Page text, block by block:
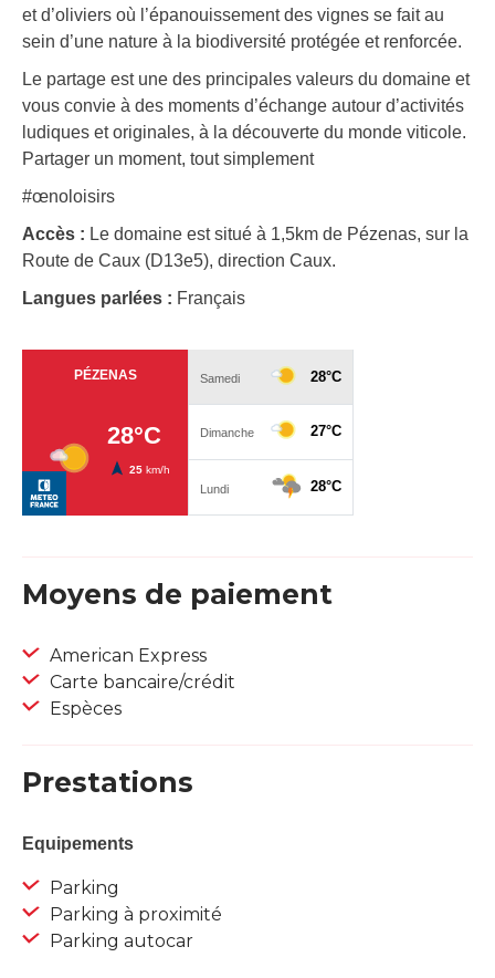
et d’oliviers où l’épanouissement des vignes se fait au
sein d’une nature à la biodiversité protégée et renforcée.
Le partage est une des principales valeurs du domaine et
vous convie à des moments d’échange autour d’activités
ludiques et originales, à la découverte du monde viticole.
Partager un moment, tout simplement
#œnoloisirs
Accès : Le domaine est situé à 1,5km de Pézenas, sur la
Route de Caux (D13e5), direction Caux.
Langues parlées : Français
Moyens de paiement
American Express
Carte bancaire/crédit
Espèces
Prestations
Equipements
Parking
Parking à proximité
Parking autocar